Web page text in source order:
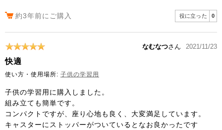
約3年前にご購入 役に立った 0
なむなつさん 2021/11/23
快適
使い方・使用場所: 子供の学習用
子供の学習用に購入しました。
組み立ても簡単です。
コンパクトですが、座り心地も良く、大変満足しています。
キャスターにストッパーがついているとなお良かったです